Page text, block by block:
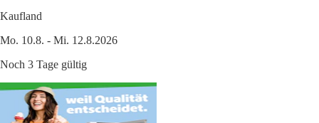
Kaufland
Mo. 10.8. - Mi. 12.8.2026
Noch 3 Tage gültig